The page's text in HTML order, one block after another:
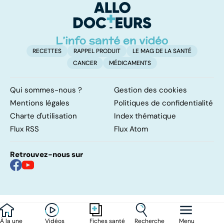
À la une Vidéos Fiches santé Recherche Menu
RECETTES RAPPEL PRODUIT
LE MAG DE LA SANTÉ
CANCER
MÉDICAMENTS
Qui sommes-nous ?
Gestion des cookies
Mentions légales
Politiques de confidentialité
Charte d'utilisation
Index thématique
Flux RSS
Flux Atom
Retrouvez-nous sur